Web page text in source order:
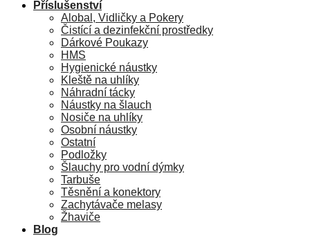
Příslušenství
Alobal, Vidličky a Pokery
Čistící a dezinfekční prostředky
Dárkové Poukazy
HMS
Hygienické náustky
Kleště na uhlíky
Náhradní tácky
Náustky na šlauch
Nosiče na uhlíky
Osobní náustky
Ostatní
Podložky
Šlauchy pro vodní dýmky
Tarbuše
Těsnění a konektory
Zachytávače melasy
Žhaviče
Blog